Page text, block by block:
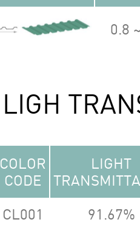
0.8
LIGH
COLOR
CODE
LIGHT
CL001
91.67%